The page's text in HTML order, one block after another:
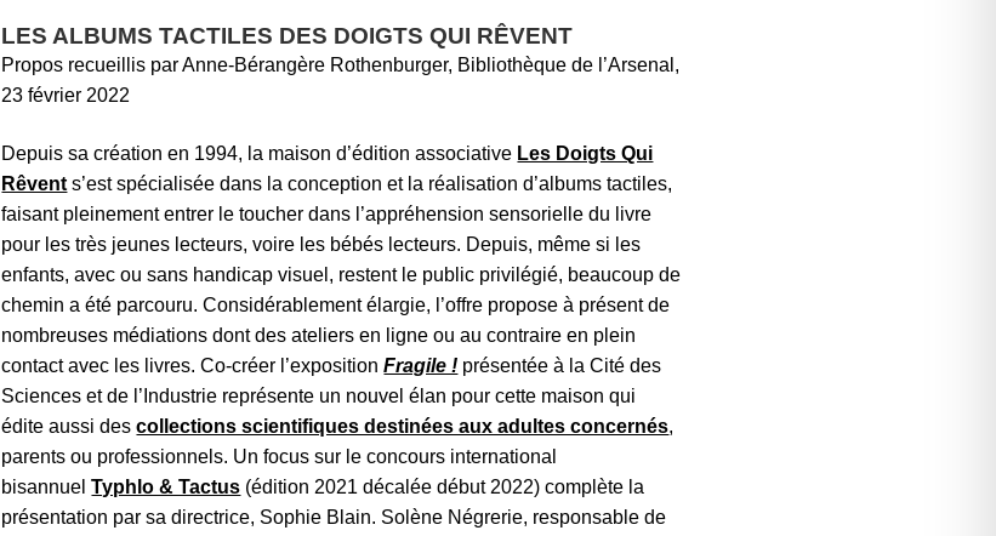
LES ALBUMS TACTILES DES DOIGTS QUI RÊVENT
Propos recueillis par Anne-Bérangère Rothenburger, Bibliothèque de l’Arsenal,
23 février 2022
Depuis sa création en 1994, la maison d’édition associative Les Doigts Qui
Rêvent s’est spécialisée dans la conception et la réalisation d’albums tactiles,
faisant pleinement entrer le toucher dans l’appréhension sensorielle du livre
pour les très jeunes lecteurs, voire les bébés lecteurs. Depuis, même si les
enfants, avec ou sans handicap visuel, restent le public privilégié, beaucoup de
chemin a été parcouru. Considérablement élargie, l’offre propose à présent de
nombreuses médiations dont des ateliers en ligne ou au contraire en plein
contact avec les livres. Co-créer l’expositionFragile ! présentée à la Cité des
Sciences et de l’Industrie représente un nouvel élan pour cette maison qui
édite aussi descollections scientifiques destinées aux adultes concernés,
parents ou professionnels. Un focus sur le concours international
bisannuelTyphlo & Tactus (édition 2021 décalée début 2022) complète la
présentation par sa directrice, Sophie Blain. Solène Négrerie, responsable de